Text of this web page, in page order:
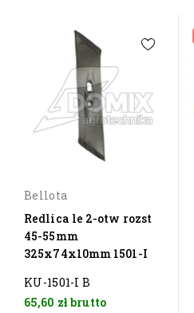
Bellota
Redlica le 2-otw rozst
45-55mm
325x74x10mm 1501-I
KU-1501-I B
65,60 złbrutto